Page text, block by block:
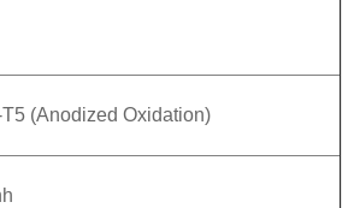
(Anodized Oxidation)